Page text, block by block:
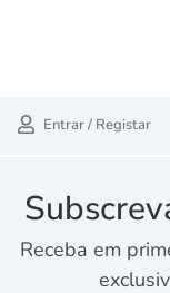
Entrar / Registar
Receba em